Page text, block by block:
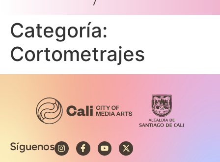
Categoría:
Cortometrajes
Síguenos